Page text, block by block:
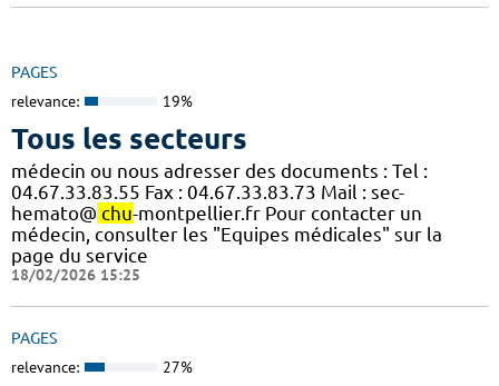
PAGES
relevance: 19%
Tous les secteurs
médecin ou nous adresser des documents : Tel :
04.67.33.83.55 Fax : 04.67.33.83.73 Mail : sec-
hemato@ chu-montpellier.fr Pour contacter un
médecin, consulter les "Equipes médicales" sur la
page du service
18/02/2026 15:25
PAGES
relevance: 27%